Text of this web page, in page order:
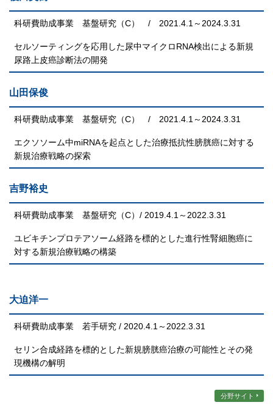
科研費助成事業 基盤研究（C） / 2021.4.1～2024.3.31
セルソーティングを応用した尿中マイクロRNA検出による新規
尿路上皮癌診断法の開発
山田保俊
科研費助成事業 基盤研究（C） / 2021.4.1～2024.3.31
エクソソーム中miRNAを起点とした治療抵抗性膀胱癌に対する
新規治療戦略の探索
吉野裕史
科研費助成事業 基盤研究（C）/ 2019.4.1～2022.3.31
ユビキチンプロテアソーム経路を標的とした進行性腎細胞癌に
対する新規治療戦略の構築
大迫洋一
科研費助成事業 若手研究 / 2020.4.1～2022.3.31
セリン合成経路を標的とした新規膀胱癌治療の可能性とその発
現機構の解明
分野サイト